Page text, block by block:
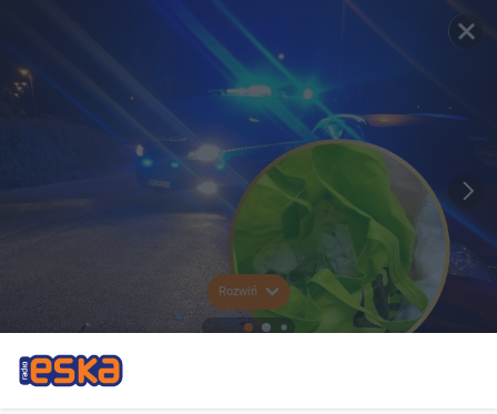
Rozwiń